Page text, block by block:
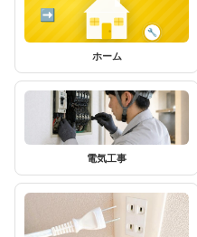
ホーム
電気工事